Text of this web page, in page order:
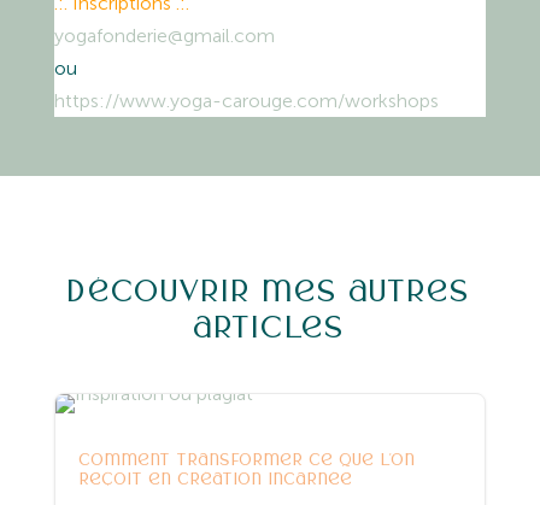
yogafonderie@gmail.com
ou
https://www.yoga-carouge.com/workshops
Découvrir mes autres
articles
comment transformer ce que l’on
reçoit en création incarnée